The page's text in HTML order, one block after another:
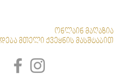
ონლაინ მაღაზია
მთელი ქვეყნის მასშტაბით